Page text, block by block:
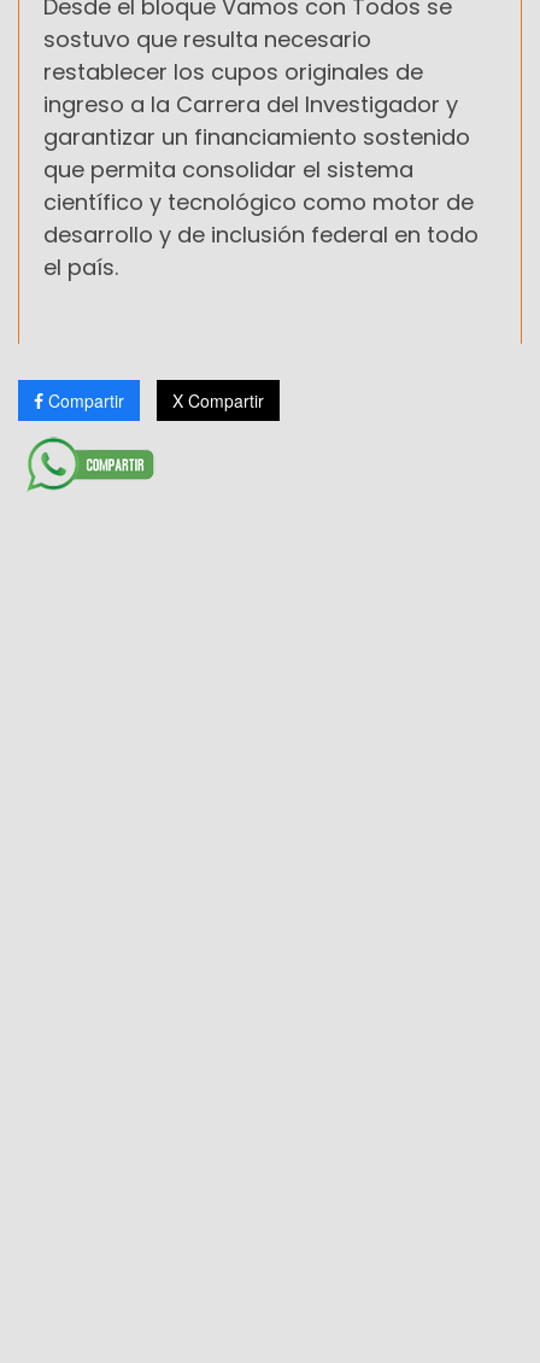
Desde el bloque Vamos con Todos se
sostuvo que resulta necesario
restablecer los cupos originales de
ingreso a la Carrera del Investigador y
garantizar un financiamiento sostenido
que permita consolidar el sistema
científico y tecnológico como motor de
desarrollo y de inclusión federal en todo
el país.
Compartir X Compartir